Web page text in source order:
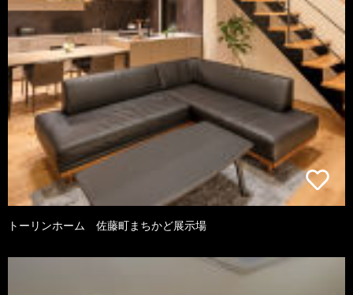
トーリンホーム 佐藤町まちかど展示場